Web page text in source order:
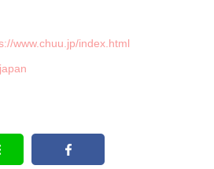
www.chuu.jp/index.html